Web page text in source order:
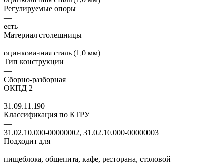
Регулируемые опоры
—
есть
Материал столешницы
—
оцинкованная сталь (1,0 мм)
Тип конструкции
—
Сборно-разборная
ОКПД 2
—
31.09.11.190
Классификация по КТРУ
—
31.02.10.000-00000002, 31.02.10.000-00000003
Подходит для
—
пищеблока, общепита, кафе, ресторана, столовой